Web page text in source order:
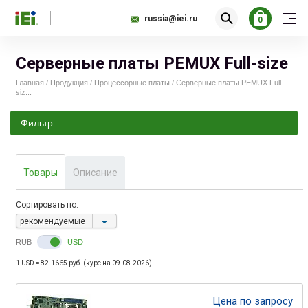
russia@iei.ru 0
Серверные платы PEMUX Full-size
Главная / Продукция / Процессорные платы / Серверные платы PEMUX Full-
siz...
Фильтр
Товары Описание
Сортировать по:
рекомендуемые
RUB USD
1 USD = 82.1665 руб. (курс на 09.08.2026)
Цена по запросу